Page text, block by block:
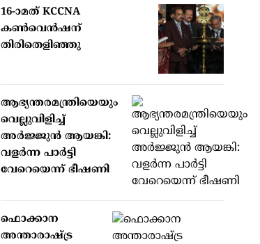
16-ാമത് KCCNA
കൺവെൻഷന്
തിരിതെളിഞ്ഞു
ആഭ്യന്തരമന്ത്രിയെയും
വെല്ലുവിളിച്ച്
അര്‍ജ്ജുന്‍ ആയങ്കി:
വളര്‍ന്ന പാര്‍ട്ടി
വേറെയെന്ന് ഭീഷണി
ഫൊക്കാന
അന്താരാഷ്ട്ര